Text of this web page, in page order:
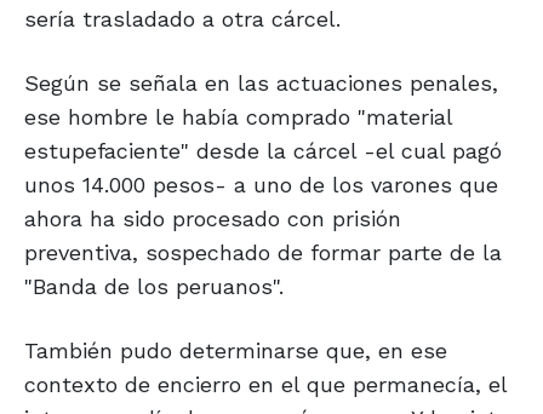
sería trasladado a otra cárcel.
Según se señala en las actuaciones penales,
ese hombre le había comprado "material
estupefaciente" desde la cárcel -el cual pagó
unos 14.000 pesos- a uno de los varones que
ahora ha sido procesado con prisión
preventiva, sospechado de formar parte de la
"Banda de los peruanos".
También pudo determinarse que, en ese
contexto de encierro en el que permanecía, el